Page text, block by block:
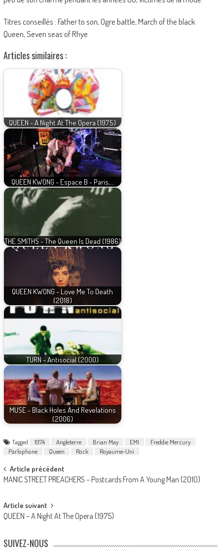
Titres conseillés : Father to son, Ogre battle, March of the black
Queen, Seven seas of Rhye
Articles similaires :
QUEEN - A Night At The Opera (1975)
QUEEN KWONG - Espace B - Paris,…
THE SMITHS - The Queen Is Dead (1986)
QUEEN KWONG - Love Me To Death
(2018)
TURN - Antisocial (2000)
MUSE - Black Holes And Revelations
(2006)
Tagged 1974 Angleterre Brian May EMI
Freddie Mercury
Parlophone
Queen Rock Royaume-Uni
Post
navigation
Article précédent
MANIC STREET PREACHERS – Postcards From A Young Man (2010)
Article suivant
QUEEN – A Night At The Opera (1975)
SUIVEZ-NOUS